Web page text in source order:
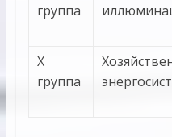
группа
X
группа